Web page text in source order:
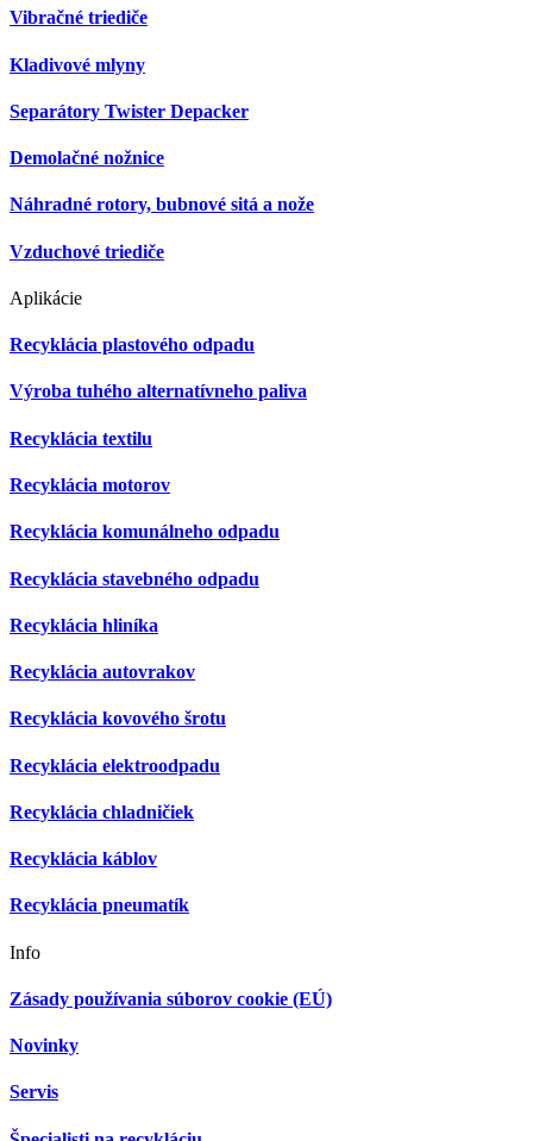
Vibračné triediče
Kladivové mlyny
Separátory Twister Depacker
Demolačné nožnice
Náhradné rotory, bubnové sitá a nože
Vzduchové triediče
Aplikácie
Recyklácia plastového odpadu
Výroba tuhého alternatívneho paliva
Recyklácia textilu
Recyklácia motorov
Recyklácia komunálneho odpadu
Recyklácia stavebného odpadu
Recyklácia hliníka
Recyklácia autovrakov
Recyklácia kovového šrotu
Recyklácia elektroodpadu
Recyklácia chladničiek
Recyklácia káblov
Recyklácia pneumatík
Info
Zásady používania súborov cookie (EÚ)
Novinky
Servis